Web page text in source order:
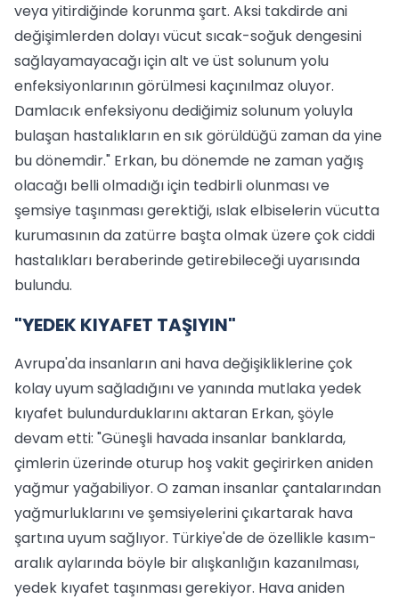
veya yitirdiğinde korunma şart. Aksi takdirde ani
değişimlerden dolayı vücut sıcak-soğuk dengesini
sağlayamayacağı için alt ve üst solunum yolu
enfeksiyonlarının görülmesi kaçınılmaz oluyor.
Damlacık enfeksiyonu dediğimiz solunum yoluyla
bulaşan hastalıkların en sık görüldüğü zaman da yine
bu dönemdir." Erkan, bu dönemde ne zaman yağış
olacağı belli olmadığı için tedbirli olunması ve
şemsiye taşınması gerektiği, ıslak elbiselerin vücutta
kurumasının da zatürre başta olmak üzere çok ciddi
hastalıkları beraberinde getirebileceği uyarısında
bulundu.
"YEDEK KIYAFET TAŞIYIN"
Avrupa'da insanların ani hava değişikliklerine çok
kolay uyum sağladığını ve yanında mutlaka yedek
kıyafet bulundurduklarını aktaran Erkan, şöyle
devam etti: "Güneşli havada insanlar banklarda,
çimlerin üzerinde oturup hoş vakit geçirirken aniden
yağmur yağabiliyor. O zaman insanlar çantalarından
yağmurluklarını ve şemsiyelerini çıkartarak hava
şartına uyum sağlıyor. Türkiye'de de özellikle kasım-
aralık aylarında böyle bir alışkanlığın kazanılması,
yedek kıyafet taşınması gerekiyor. Hava aniden